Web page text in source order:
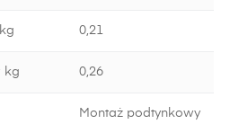
0,21
kg 0,26
Montaż podtynkowy